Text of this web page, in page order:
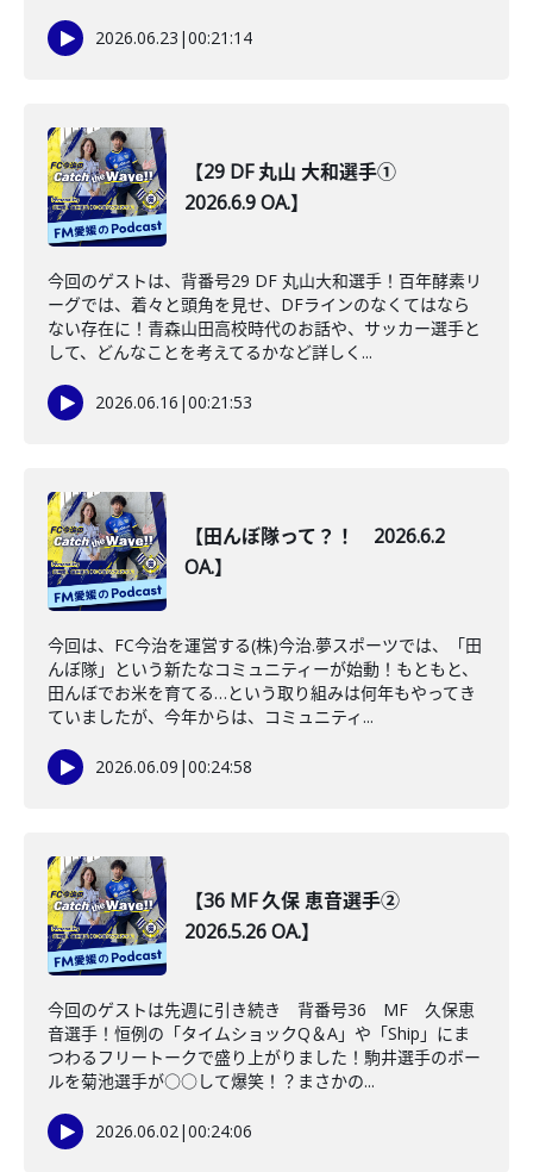
2026.06.23 |00:21:14
【29 DF 丸山 大和選手①
2026.6.9 OA.】
今回のゲストは、背番号29 DF 丸山大和選手！百年酵素リ
ーグでは、着々と頭角を見せ、DFラインのなくてはなら
ない存在に！青森山田高校時代のお話や、サッカー選手と
して、どんなことを考えてるかなど詳しく...
2026.06.16 |00:21:53
【田んぼ隊って？！ 2026.6.2
OA.】
今回は、FC今治を運営する(株)今治.夢スポーツでは、「田
んぼ隊」という新たなコミュニティーが始動！もともと、
田んぼでお米を育てる…という取り組みは何年もやってき
ていましたが、今年からは、コミュニティ...
2026.06.09 |00:24:58
【36 MF 久保 恵音選手②
2026.5.26 OA.】
今回のゲストは先週に引き続き 背番号36 MF 久保恵
音選手！恒例の「タイムショックQ＆A」や「Ship」にま
つわるフリートークで盛り上がりました！駒井選手のボー
ルを菊池選手が○○して爆笑！？まさかの...
2026.06.02|00:24:06